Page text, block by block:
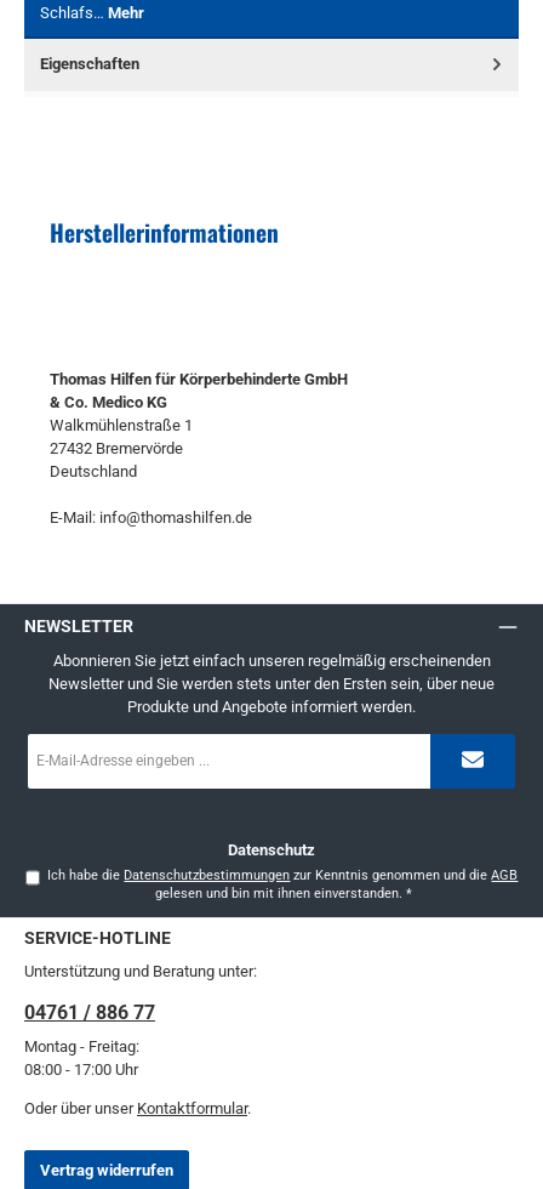
Schlafs… Mehr
Eigenschaften
Herstellerinformationen
Thomas Hilfen für Körperbehinderte GmbH
& Co. Medico KG
Walkmühlenstraße 1
27432 Bremervörde
Deutschland
E-Mail: info@thomashilfen.de
NEWSLETTER
Abonnieren Sie jetzt einfach unseren regelmäßig erscheinenden
Newsletter und Sie werden stets unter den Ersten sein, über neue
Produkte und Angebote informiert werden.
Mail-
Datenschutz
Ich habe die Datenschutzbestimmungen zur Kenntnis genommen und dieAGB
gelesen und bin mit ihnen einverstanden. *
SERVICE-HOTLINE
Unterstützung und Beratung unter:
04761 / 886 77
Montag - Freitag:
08:00 - 17:00 Uhr
Oder über unser Kontaktformular.
Vertrag widerrufen